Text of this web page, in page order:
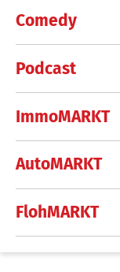
Comedy
Podcast
ImmoMARKT
AutoMARKT
FlohMARKT